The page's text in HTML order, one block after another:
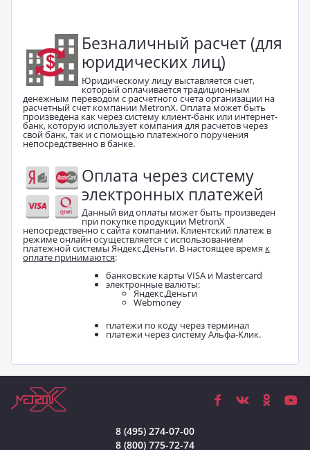
Безналичный расчет (для
юридических лиц)
Юридическому лицу выставляется счет,
который оплачивается традиционным
денежным переводом с расчетного счета организации на
расчетный счет компании MetronX. Оплата может быть
произведена как через систему клиент-банк или интернет-
банк, которую использует компания для расчетов через
свой банк, так и с помощью платежного поручения
непосредственно в банке.
Оплата через систему
электронных платежей
Данный вид оплаты может быть произведен
при покупке продукции MetronX
непосредственно с сайта компании. Клиентский платеж в
режиме онлайн осуществляется с использованием
платежной системы Яндекс.Деньги. В настоящее время к
оплате принимаются:
банковские карты VISA и Mastercard
электронные валюты:
Яндекс.Деньги
Webmoney
платежи по коду через терминал
платежи через систему Альфа-Клик.
8 (495) 274-07-00
8 (800) 775-72-74